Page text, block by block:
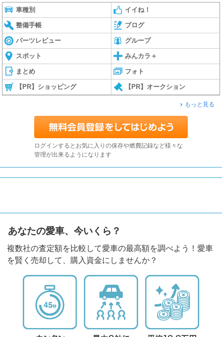
車種別 イイね！
整備手帳 ブログ
パーツレビュー グループ
スポット みんカラ＋
まとめ フォト
【PR】ショッピング 【PR】オークション
もっと見る
ログインするとお気に入りの保存や燃費記録など様々な
管理が出来るようになります
あなたの愛車、今いくら？
複数社の査定額を比較して愛車の最高額を調べよう！愛車
を賢く売却して、購入資金にしませんか？